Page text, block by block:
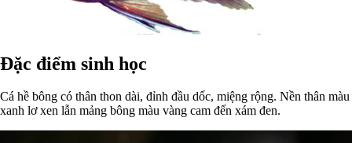
Đặc điểm sinh học
Cá hề bông có thân thon dài, đỉnh đầu dốc, miệng rộng. Nền thân màu
xanh lơ xen lẫn mảng bông màu vàng cam đến xám đen.